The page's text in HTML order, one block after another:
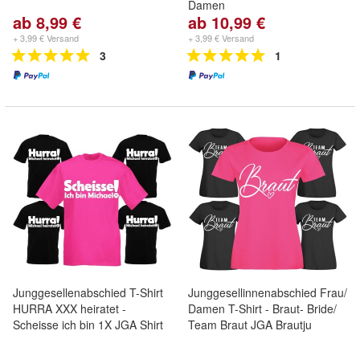
ab 8,99 €
+ 3,99 € Versand
3
Damen
ab 10,99 €
+ 3,99 € Versand
1
Junggesellenabschied T-Shirt
HURRA XXX heiratet -
Scheisse ich bin 1X JGA Shirt
Junggesellinnenabschied Frau/
Damen T-Shirt - Braut- Bride/
Team Braut JGA Brautju